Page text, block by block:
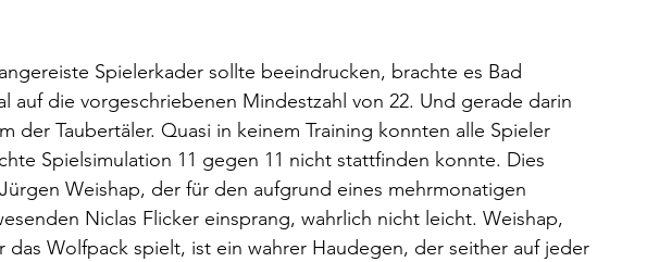
Spielerkader sollte beeindrucken, brachte es Bad
auf die vorgeschriebenen Mindestzahl von 22. Und gerade darin
der Taubertäler. Quasi in keinem Training konnten alle Spieler
Spielsimulation 11 gegen 11 nicht stattfinden konnte. Dies
Weishap, der für den aufgrund eines mehrmonatigen
Niclas Flicker einsprang, wahrlich nicht leicht. Weishap,
das Wolfpack spielt, ist ein wahrer Haudegen, der seither auf jeder